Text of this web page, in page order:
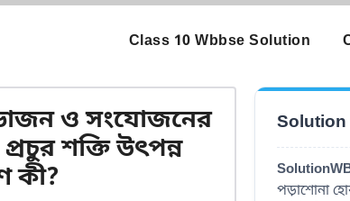
Class 10 Wbbse Solution
ও সংযোজনের
শক্তি উৎপন্ন
কী?
Solution
পড়াশোনা